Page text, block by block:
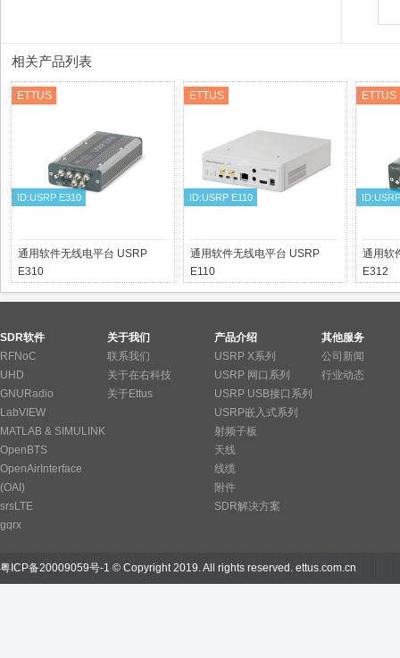
相关产品列表
ETTUS
ID:USRP E310
通用软件无线电平台 USRP
E310
ETTUS
ID:USRP E110
通用软件无线电平台 USRP
E110
ETTUS
通用软
E312
SDR软件
RFNoC
UHD
GNURadio
LabVIEW
MATLAB & SIMULINK
OpenBTS
OpenAirInterface
(OAI)
srsLTE
gqrx
关于我们
联系我们
关于在右科技
关于Ettus
产品介绍
USRP X系列
USRP 网口系列
USRP USB接口系列
USRP嵌入式系列
射频子板
天线
线缆
附件
SDR解决方案
其他服务
公司新闻
行业动态
粤ICP备20009059号-1 © Copyright 2019. All rights reserved. ettus.com.cn